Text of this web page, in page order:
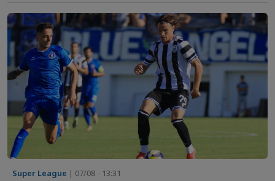
Super League | 07/08 - 13:31